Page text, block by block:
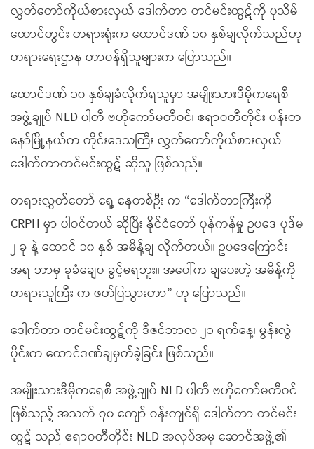
လွှတ်တော်ကိုယ်စားလှယ် ဒေါက်တာ တင်မင်းထွဋ်ကို ပုသိမ်
ထောင်တွင်း တရားရုံးက ထောင်ဒဏ် ၁၀ နှစ်ချလိုက်သည်ဟု
တရားရေးဌာန တာဝန်ရှိသူများက ပြောသည်။
ထောင်ဒဏ် ၁၀ နှစ်ချခံလိုက်ရသူမှာ အမျိုးသားဒီမိုကရေစီ
အဖွဲ့ချုပ် NLD ပါတီ ဗဟိုကော်မတီဝင်၊ ဧရာဝတီတိုင်း ပန်းတ
နော်မြို့နယ်က တိုင်းဒေသကြီး လွှတ်တော်ကိုယ်စားလှယ်
ဒေါက်တာတင်မင်းထွဋ် ဆိုသူ ဖြစ်သည်။
တရားလွှတ်တော် ရှေ့ နေတစ်ဦး က “ဒေါက်တာကြီးကို
CRPH မှာ ပါဝင်တယ် ဆိုပြီး နိုင်ငံတော် ပုန်ကန်မှု ဥပဒေ ပုဒ်မ
၂ ခု နဲ့ ထောင် ၁၀ နှစ် အမိန့်ချ လိုက်တယ်။ ဥပဒေကြောင်း
အရ ဘာမှ ခုခံချေပ ခွင့်မရဘူး။ အပေါ်က ချပေးတဲ့ အမိန့်ကို
တရားသူကြီး က ဖတ်ပြသွားတာ” ဟု ပြောသည်။
ဒေါက်တာ တင်မင်းထွဋ်ကို ဒီဇင်ဘာလ ၂၁ ရက်နေ့၊ မွန်းလွဲ
ပိုင်းက ထောင်ဒဏ်ချမှတ်ခဲ့ခြင်း ဖြစ်သည်။
အမျိုးသားဒီမိုကရေစီ အဖွဲ့ချုပ် NLD ပါတီ ဗဟိုကော်မတီဝင်
ဖြစ်သည့် အသက် ၇၀ ကျော် ဝန်းကျင်ရှိ ဒေါက်တာ တင်မင်း
ထွဋ် သည် ဧရာဝတီတိုင်း NLD အလုပ်အမှု ဆောင်အဖွဲ့၏